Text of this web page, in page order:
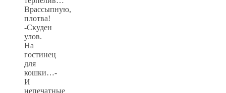
Врассыпную,
плотва!
-Скуден
улов.
На
гостинец
для
кошки…-
И
непечатные